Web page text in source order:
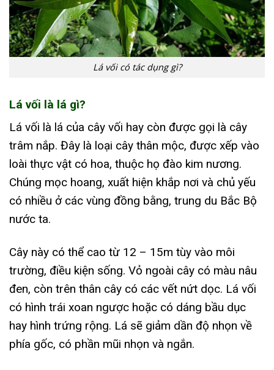
Lá vối có tác dụng gì?
Lá vối là lá gì?
Lá vối là lá của cây vối hay còn được gọi là cây
trâm nắp. Đây là loại cây thân mộc, được xếp vào
loài thực vật có hoa, thuộc họ đào kim nương.
Chúng mọc hoang, xuất hiện khắp nơi và chủ yếu
có nhiều ở các vùng đồng bằng, trung du Bắc Bộ
nước ta.
Cây này có thể cao từ 12 – 15m tùy vào môi
trường, điều kiện sống. Vỏ ngoài cây có màu nâu
đen, còn trên thân cây có các vết nứt dọc. Lá vối
có hình trái xoan ngược hoặc có dáng bầu dục
hay hình trứng rộng. Lá sẽ giảm dần độ nhọn về
phía gốc, có phần mũi nhọn và ngắn.